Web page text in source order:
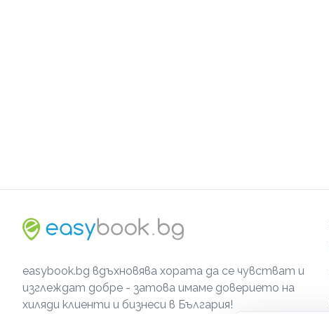
easybook.bg вдъхновява хората да се чувстват и
изглеждат добре - затова имаме доверието на
хиляди клиенти и бизнеси в България!